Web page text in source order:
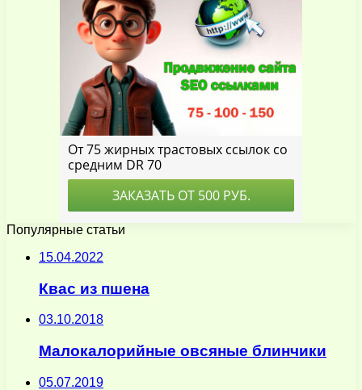
Популярные статьи
15.04.2022
Квас из пшена
03.10.2018
Малокалорийные овсяные блинчики
05.07.2019